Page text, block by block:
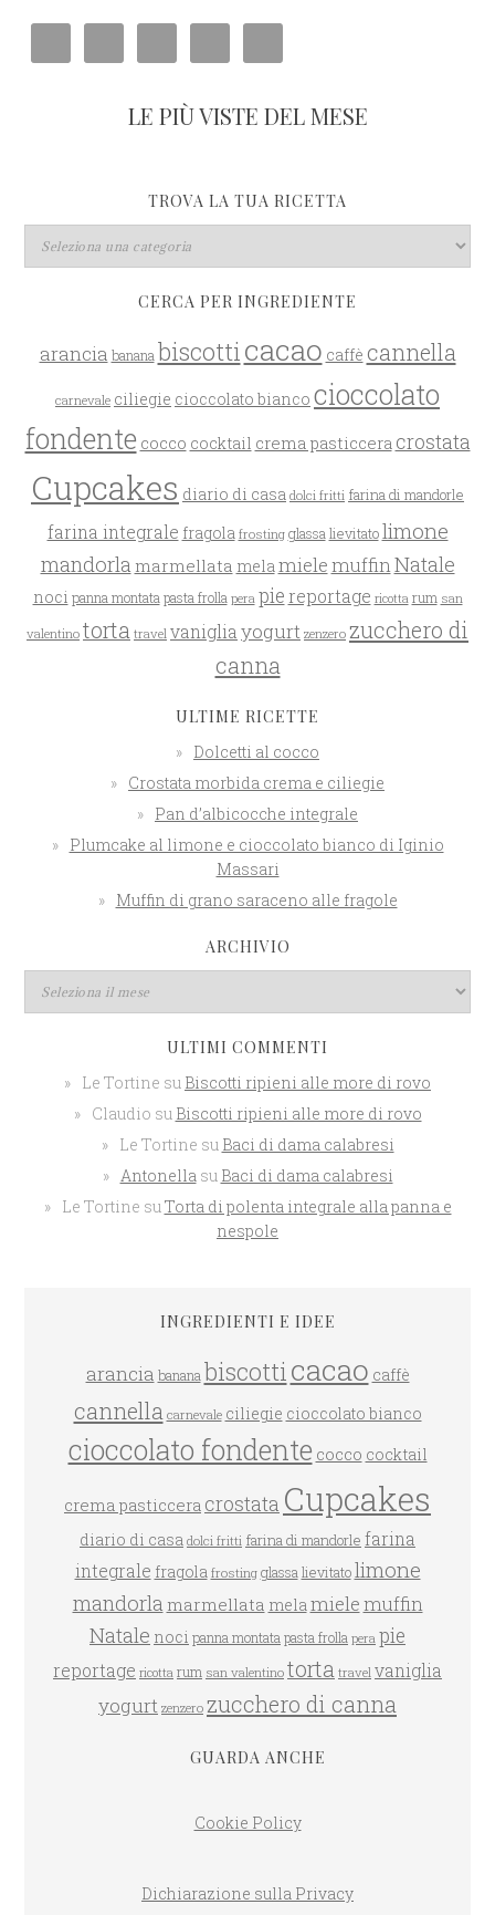
LE PIÙ VISTE DEL MESE
TROVA LA TUA RICETTA
CERCA PER INGREDIENTE
arancia banana biscotticacao caffè cannella
carnevale ciliegie cioccolato bianco cioccolato
fondente cocco cocktail crema pasticcera crostata
Cupcakes diario di casa dolci fritti farina di mandorle
farina integrale fragola frosting glassa lievitato limone
mandorla marmellata melamielemuffin Natale
noci panna montata pasta frolla pera pie reportage ricotta rum san
valentino torta travel vaniglia yogurt zenzero zucchero di
canna
ULTIME RICETTE
Dolcetti al cocco
Crostata morbida crema e ciliegie
Pan d’albicocche integrale
Plumcake al limone e cioccolato bianco di Iginio
Massari
Muffin di grano saraceno alle fragole
ARCHIVIO
ULTIMI COMMENTI
Le Tortine su Biscotti ripieni alle more di rovo
Claudio su Biscotti ripieni alle more di rovo
Le Tortine su Baci di dama calabresi
Antonellasu Baci di dama calabresi
Le Tortine suTorta di polenta integrale alla panna e
nespole
INGREDIENTI E IDEE
arancia banana biscotticacao caffè
cannella carnevale ciliegie cioccolato bianco
cioccolato fondente cocco cocktail
crema pasticcera crostata Cupcakes
diario di casa dolci fritti farina di mandorle farina
integrale fragola frosting glassa lievitato limone
mandorla marmellata melamielemuffin
Natale noci panna montata pasta frolla pera pie
reportage ricotta rum san valentino torta travel vaniglia
yogurt zenzero zucchero di canna
GUARDA ANCHE
Cookie Policy
Dichiarazione sulla Privacy